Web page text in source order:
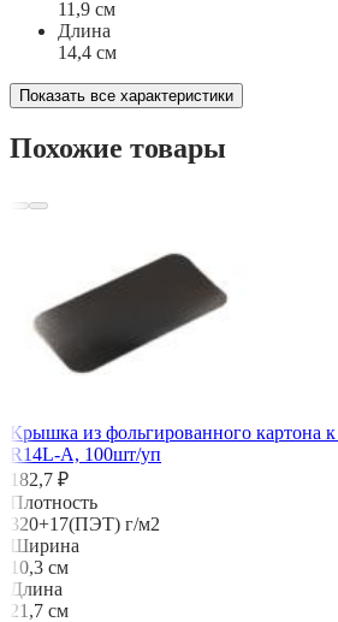
11,9 см
Длина
14,4 см
Показать все характеристики
Похожие товары
Крышка из фольгированного картона
R14L-A, 100шт/уп
182,7 ₽
Плотность
320+17(ПЭТ) г/м2
Ширина
10,3 см
Длина
21,7 см